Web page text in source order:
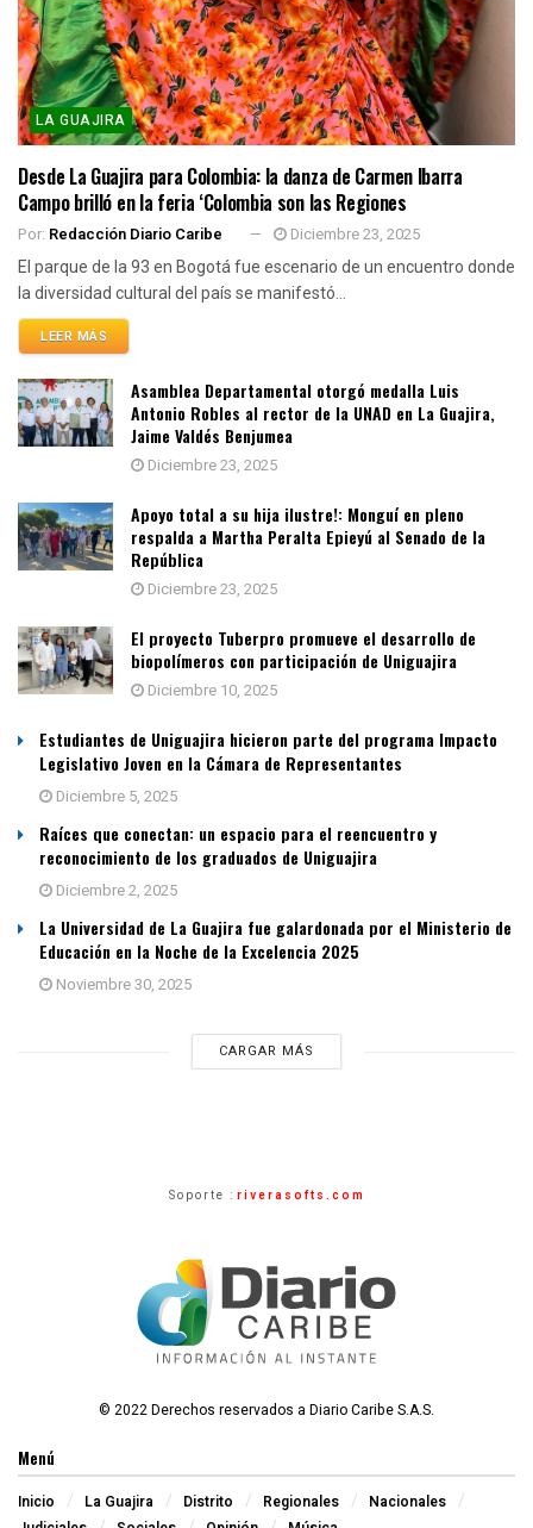
LA GUAJIRA
Desde La Guajira para Colombia: la danza de Carmen Ibarra
Campo brilló en la feria ‘Colombia son las Regiones
Por: Redacción Diario Caribe Diciembre 23, 2025
El parque de la 93 en Bogotá fue escenario de un encuentro donde
la diversidad cultural del país se manifestó...
LEER MÁS
Asamblea Departamental otorgó medalla Luis
Antonio Robles al rector de la UNAD en La Guajira,
Jaime Valdés Benjumea
Diciembre 23, 2025
Apoyo total a su hija ilustre!: Monguí en pleno
respalda a Martha Peralta Epieyú al Senado de la
República
Diciembre 23, 2025
El proyecto Tuberpro promueve el desarrollo de
biopolímeros con participación de Uniguajira
Diciembre 10, 2025
Estudiantes de Uniguajira hicieron parte del programa Impacto
Legislativo Joven en la Cámara de Representantes
Diciembre 5, 2025
Raíces que conectan: un espacio para el reencuentro y
reconocimiento de los graduados de Uniguajira
Diciembre 2, 2025
La Universidad de La Guajira fue galardonada por el Ministerio de
Educación en la Noche de la Excelencia 2025
Noviembre 30, 2025
CARGAR MÁS
Soporte : riverasofts.com
© 2022 Derechos reservados a Diario Caribe S.A.S.
Menú
Inicio La Guajira Distrito Regionales
Nacionales